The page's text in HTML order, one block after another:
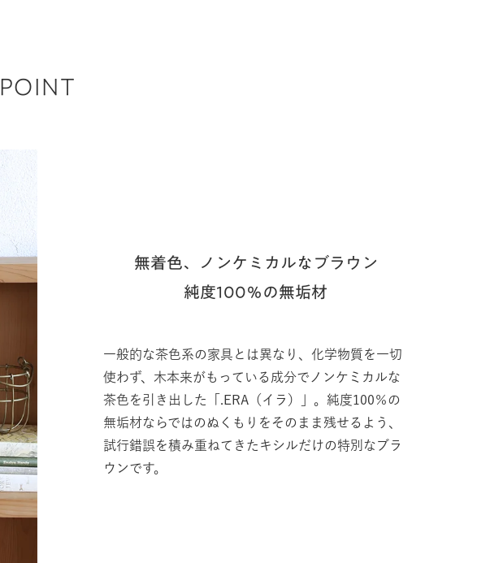
POINT
無着色、ノンケミカルなブラウン
純度100％の無垢材
一般的な茶色系の家具とは異なり、化学物質を一切
使わず、木本来がもっている成分でノンケミカルな
茶色を引き出した「.ERA（イラ）」。純度100％の
無垢材ならではのぬくもりをそのまま残せるよう、
試行錯誤を積み重ねてきたキシルだけの特別なブラ
ウンです。